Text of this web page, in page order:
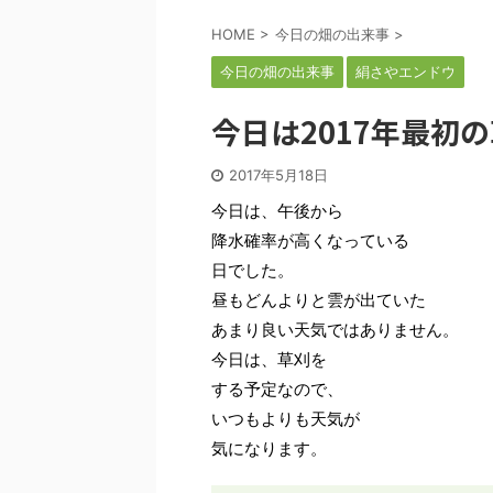
HOME > 今日の畑の出来事 >
今日の畑の出来事 絹さやエンドウ
今日は2017年最初
2017年5月18日
今日は、午後から
降水確率が高くなっている
日でした。
昼もどんよりと雲が出ていた
あまり良い天気ではありません。
今日は、草刈を
する予定なので、
いつもよりも天気が
気になります。